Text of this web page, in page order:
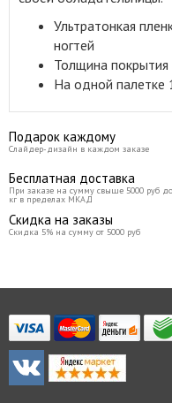
Ультратонкая
ногтей
Толщина
На одной палетке
Подарок каждому
Слайдер-дизайн в каждом заказе
Бесплатная доставка
При заказе на сумму свыше 5000 руб
кг в пределах МКАД
Скидка на заказы
Скидка 5% на сумму от 5000 руб